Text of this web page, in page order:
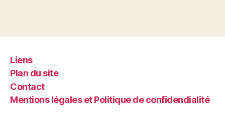
Liens
Plan du site
Contact
Mentions légales et Politique de confidendialité